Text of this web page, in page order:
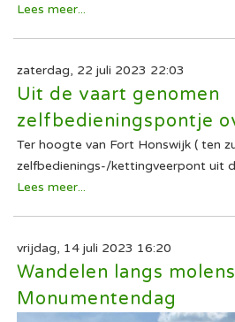
Lees meer...
zaterdag, 22 juli 2023 22:03
Uit de vaart genomen
zelfbedieningspontje
Ter hoogte van Fort Honswijk ( ten
zelfbedienings-/kettingveerpont uit
Lees meer...
vrijdag, 14 juli 2023 16:20
Wandelen langs
Monumentendag